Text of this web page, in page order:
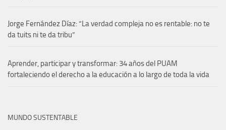
Jorge Fernández Díaz: “La verdad compleja no es rentable: no te
da tuits ni te da tribu”
Aprender, participar y transformar: 34 años del PUAM
fortaleciendo el derecho a la educación a lo largo de toda la vida
MUNDO SUSTENTABLE